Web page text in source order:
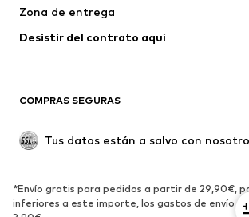
Trajes y chaquetas
Ropa de baño
Nuevo
Tendencia
Zapatos bajos
Zapatos
Zapatos abiertos
Zona de entrega
Desistir del contrato aquí
COMPRAS SEGURAS
Tus datos están a salvo con
*Envío gratis para pedidos a partir de 29,90€,
inferiores a este importe, los gastos de envío y